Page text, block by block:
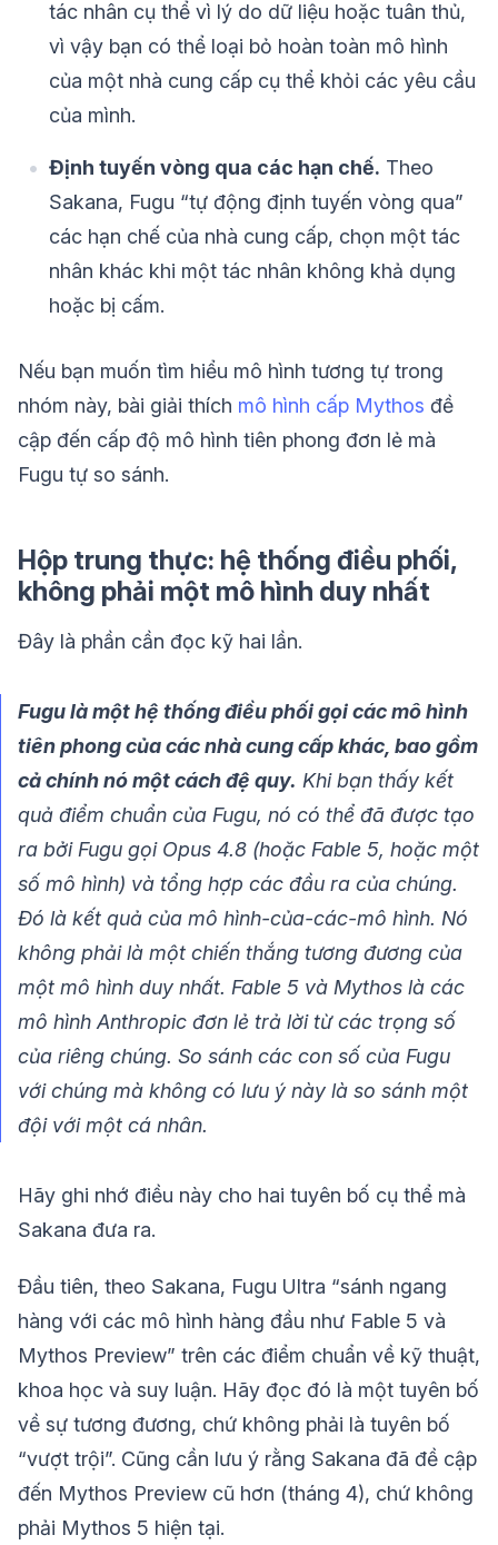
tác nhân cụ thể vì lý do dữ liệu hoặc tuân thủ,
vì vậy bạn có thể loại bỏ hoàn toàn mô hình
của một nhà cung cấp cụ thể khỏi các yêu cầu
của mình.
Định tuyến vòng qua các hạn chế. Theo
Sakana, Fugu “tự động định tuyến vòng qua”
các hạn chế của nhà cung cấp, chọn một tác
nhân khác khi một tác nhân không khả dụng
hoặc bị cấm.
Nếu bạn muốn tìm hiểu mô hình tương tự trong
nhóm này, bài giải thích mô hình cấp Mythos đề
cập đến cấp độ mô hình tiên phong đơn lẻ mà
Fugu tự so sánh.
Hộp trung thực: hệ thống điều phối,
không phải một mô hình duy nhất
Đây là phần cần đọc kỹ hai lần.
Fugu là một hệ thống điều phối gọi các mô hình
tiên phong của các nhà cung cấp khác, bao gồm
cả chính nó một cách đệ quy. Khi bạn thấy kết
quả điểm chuẩn của Fugu, nó có thể đã được tạo
ra bởi Fugu gọi Opus 4.8 (hoặc Fable 5, hoặc một
số mô hình) và tổng hợp các đầu ra của chúng.
Đó là kết quả của mô hình-của-các-mô hình. Nó
không phải là một chiến thắng tương đương của
một mô hình duy nhất. Fable 5 và Mythos là các
mô hình Anthropic đơn lẻ trả lời từ các trọng số
của riêng chúng. So sánh các con số của Fugu
với chúng mà không có lưu ý này là so sánh một
đội với một cá nhân.
Hãy ghi nhớ điều này cho hai tuyên bố cụ thể mà
Sakana đưa ra.
Đầu tiên, theo Sakana, Fugu Ultra “sánh ngang
hàng với các mô hình hàng đầu như Fable 5 và
Mythos Preview” trên các điểm chuẩn về kỹ thuật,
khoa học và suy luận. Hãy đọc đó là một tuyên bố
về sự tương đương, chứ không phải là tuyên bố
“vượt trội”. Cũng cần lưu ý rằng Sakana đã đề cập
đến Mythos Preview cũ hơn (tháng 4), chứ không
phải Mythos 5 hiện tại.